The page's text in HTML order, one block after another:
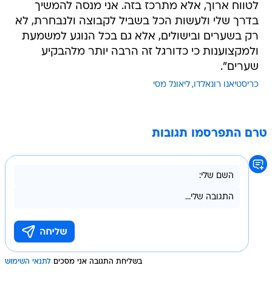
לטווח ארוך, אלא מתרכז בזה. אני מנסה להמשיך
בדרך שלי ולעשות הכל בשביל לקבוצה ולנבחרת, לא
רק בשערים ובישולים, אלא גם בכל הנוגע למשמעת
ולמקצוענות כי כדורגל זה הרבה יותר מלהבקיע
שערים".
כריסטיאנו רונאלדו ליאונל מסי
טרם התפרסמו תגובות
בשליחת התגובה אני מסכים לתנאי השימוש